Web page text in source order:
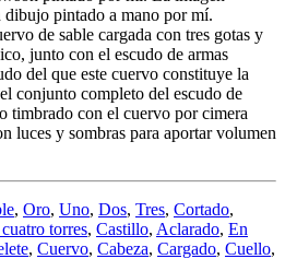
pintado a mano por mí.
de sable cargada con tres gotas y
junto con el escudo de armas
del que este cuervo constituye la
conjunto completo del escudo de
timbrado con el cuervo por cimera
luces y sombras para aportar volumen
, Oro, Uno, Dos, Tres, Cortado,
torres, Castillo, Aclarado, En
, Cuervo, Cabeza, Cargado, Cuello,